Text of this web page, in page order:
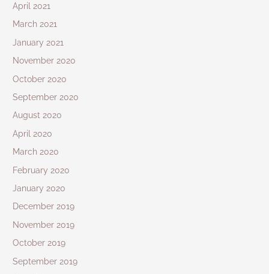
April 2021
March 2021
January 2021
November 2020
October 2020
September 2020
August 2020
April 2020
March 2020
February 2020
January 2020
December 2019
November 2019
October 2019
September 2019